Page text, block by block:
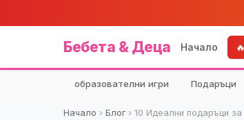
Бебета & Деца Начало
образователни игри Подаръци
Начало › Блог› 10 Идеални подаръци